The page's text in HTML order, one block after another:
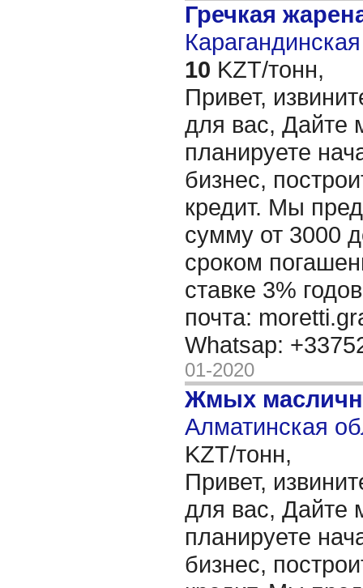
Гречкая
10 KZT/тонн,
Привет,
для вас, Дайте
планируете
бизнес,
кредит. Мы
сумму от 3000
сроком
ставке 3%
почта:
Whatsap:
01-2020
Жмых
Алматинская
KZT/тонн,
Привет,
для вас, Дайте
планируете
бизнес,